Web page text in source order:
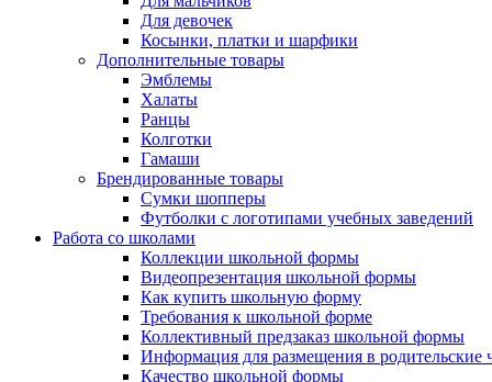
Для девочек
Косынки, платки и шарфики
Дополнительные товары
Эмблемы
Халаты
Ранцы
Колготки
Гамаши
Брендированные товары
Сумки шопперы
Футболки с логотипами учебных заведений
Работа со школами
Коллекции школьной формы
Видеопрезентация школьной формы
Как купить школьную форму
Требования к школьной форме
Коллективный предзаказ школьной формы
Информация для размещения в родительские
Качество школьной формы